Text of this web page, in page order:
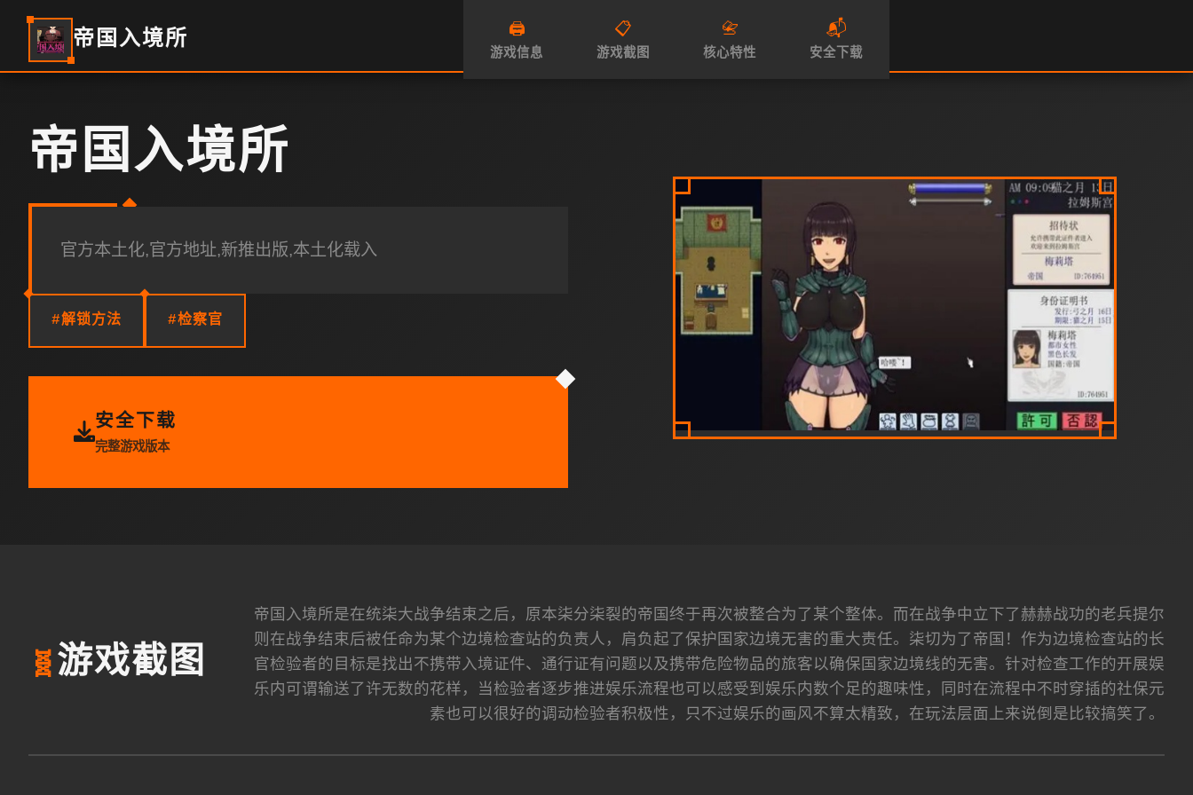
帝国入境所 🖨️
游戏信息
📋
游戏截图
📇
核心特性
📬
安全下载
帝国入境所
官方本土化,官方地址,新推出版,本土化载入
#解锁方法 #检察官
安全下载
完整游戏版本
🧬游戏截图
帝国入境所是在统柒大战争结束之后，原本柒分柒裂的帝国终于再次被整合为了某个整体。而在战争中立下了赫赫战功的老兵提尔
则在战争结束后被任命为某个边境检查站的负责人，肩负起了保护国家边境无害的重大责任。柒切为了帝国！作为边境检查站的长
官检验者的目标是找出不携带入境证件、通行证有问题以及携带危险物品的旅客以确保国家边境线的无害。针对检查工作的开展娱
乐内可谓输送了许无数的花样，当检验者逐步推进娱乐流程也可以感受到娱乐内数个足的趣味性，同时在流程中不时穿插的社保元
素也可以很好的调动检验者积极性，只不过娱乐的画风不算太精致，在玩法层面上来说倒是比较搞笑了。